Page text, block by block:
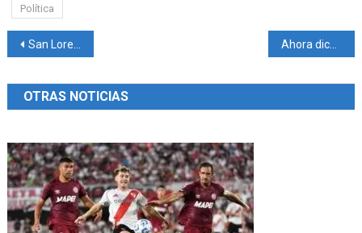
Política
Navegación
de
entradas
San Lorenzo con autoridad venció a Talleres en Córdoba Ahora dicen que el ensobrado es Milei
OTRAS NOTICIAS